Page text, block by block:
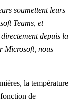
soumettent leurs
Teams, et
depuis la
Microsoft, nous
la température
de